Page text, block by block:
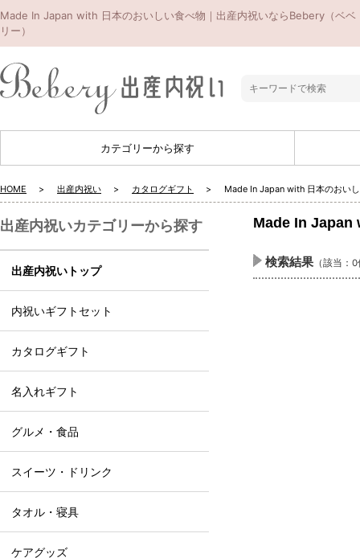
Made In Japan with 日本のおいしい食べ物｜出産内祝いならBebery（ベベ
リー）
カテゴリーから探す
HOME 出産内祝い カタログギフト Made In Japan with 日本のおい
Made In Japan
検索結果 （該当：
出産内祝いカテゴリーから探す
出産内祝いトップ
内祝いギフトセット
カタログギフト
名入れギフト
グルメ・食品
スイーツ・ドリンク
タオル・寝具
ケアグッズ